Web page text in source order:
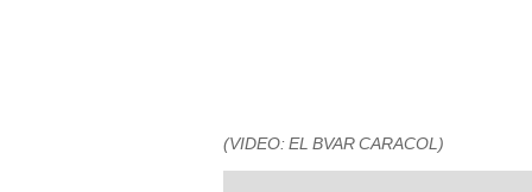
(VIDEO: EL BVAR CARACOL)